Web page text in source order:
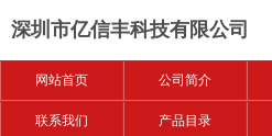
深圳市亿信丰科技有限公司
网站首页 公司简介
联系我们 产品目录